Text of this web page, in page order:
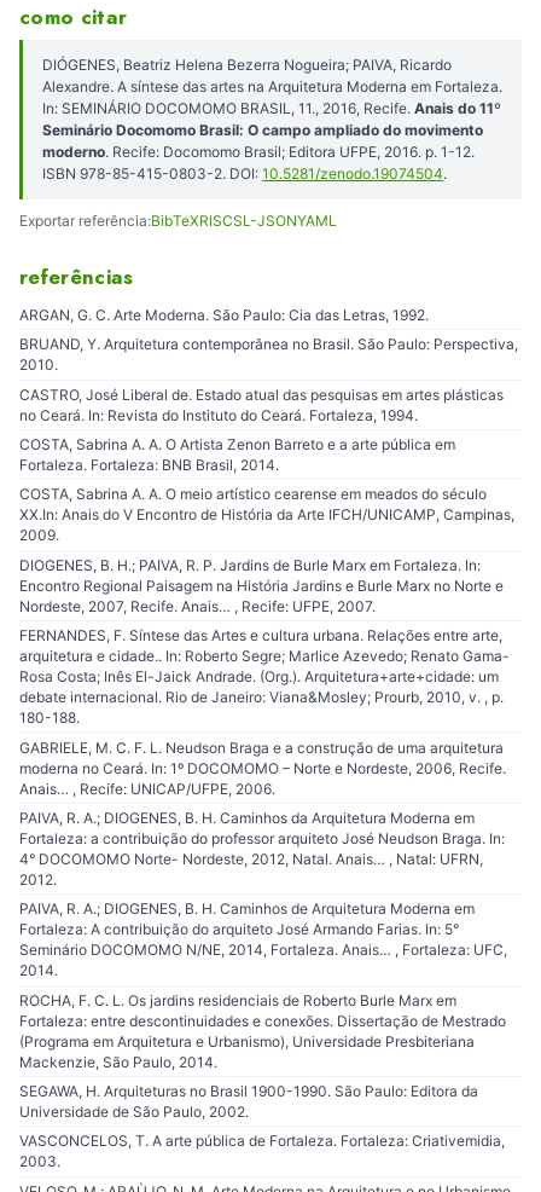
como citar
DIÓGENES, Beatriz Helena Bezerra Nogueira; PAIVA, Ricardo
Alexandre. A síntese das artes na Arquitetura Moderna em Fortaleza.
In: SEMINÁRIO DOCOMOMO BRASIL, 11., 2016, Recife. Anais do 11º
Seminário Docomomo Brasil: O campo ampliado do movimento
moderno. Recife: Docomomo Brasil; Editora UFPE, 2016. p. 1-12.
ISBN 978-85-415-0803-2. DOI: 10.5281/zenodo.19074504.
Exportar referência:BibTeXRISCSL-JSONYAML
referências
ARGAN, G. C. Arte Moderna. São Paulo: Cia das Letras, 1992.
BRUAND, Y. Arquitetura contemporânea no Brasil. São Paulo: Perspectiva,
2010.
CASTRO, José Liberal de. Estado atual das pesquisas em artes plásticas
no Ceará. In: Revista do Instituto do Ceará. Fortaleza, 1994.
COSTA, Sabrina A. A. O Artista Zenon Barreto e a arte pública em
Fortaleza. Fortaleza: BNB Brasil, 2014.
COSTA, Sabrina A. A. O meio artístico cearense em meados do século
XX.In: Anais do V Encontro de História da Arte IFCH/UNICAMP, Campinas,
2009.
DIOGENES, B. H.; PAIVA, R. P. Jardins de Burle Marx em Fortaleza. In:
Encontro Regional Paisagem na História Jardins e Burle Marx no Norte e
Nordeste, 2007, Recife. Anais… , Recife: UFPE, 2007.
FERNANDES, F. Síntese das Artes e cultura urbana. Relações entre arte,
arquitetura e cidade.. In: Roberto Segre; Marlice Azevedo; Renato Gama-
Rosa Costa; Inês El-Jaick Andrade. (Org.). Arquitetura+arte+cidade: um
debate internacional. Rio de Janeiro: Viana&Mosley; Prourb, 2010, v. , p.
180-188.
GABRIELE, M. C. F. L. Neudson Braga e a construção de uma arquitetura
moderna no Ceará. In: 1º DOCOMOMO – Norte e Nordeste, 2006, Recife.
Anais… , Recife: UNICAP/UFPE, 2006.
PAIVA, R. A.; DIOGENES, B. H. Caminhos da Arquitetura Moderna em
Fortaleza: a contribuição do professor arquiteto José Neudson Braga. In:
4° DOCOMOMO Norte- Nordeste, 2012, Natal. Anais… , Natal: UFRN,
2012.
PAIVA, R. A.; DIOGENES, B. H. Caminhos de Arquitetura Moderna em
Fortaleza: A contribuição do arquiteto José Armando Farias. In: 5°
Seminário DOCOMOMO N/NE, 2014, Fortaleza. Anais… , Fortaleza: UFC,
2014.
ROCHA, F. C. L. Os jardins residenciais de Roberto Burle Marx em
Fortaleza: entre descontinuidades e conexões. Dissertação de Mestrado
(Programa em Arquitetura e Urbanismo), Universidade Presbiteriana
Mackenzie, São Paulo, 2014.
SEGAWA, H. Arquiteturas no Brasil 1900-1990. São Paulo: Editora da
Universidade de São Paulo, 2002.
VASCONCELOS, T. A arte pública de Fortaleza. Fortaleza: Criativemidia,
2003.